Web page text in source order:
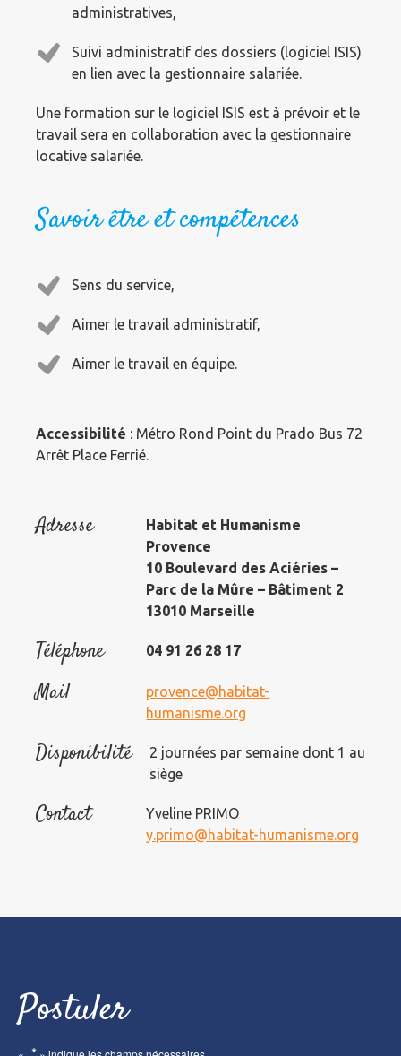
administratives,
Suivi administratif des dossiers (logiciel ISIS)
en lien avec la gestionnaire salariée.
Une formation sur le logiciel ISIS est à prévoir et le
travail sera en collaboration avec la gestionnaire
locative salariée.
Savoir être et compétences
Sens du service,
Aimer le travail administratif,
Aimer le travail en équipe.
Accessibilité : Métro Rond Point du Prado Bus 72
Arrêt Place Ferrié.
Adresse
Habitat et Humanisme
Provence
10 Boulevard des Aciéries –
Parc de la Mûre – Bâtiment 2
13010 Marseille
Téléphone 04 91 26 28 17
Mail
provence@habitat-
humanisme.org
Disponibilité
2 journées par semaine dont 1 au
siège
Contact
Yveline PRIMO
y.primo@habitat-humanisme.org
Postuler